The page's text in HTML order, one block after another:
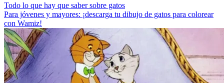
Todo lo que hay que saber sobre gatos
Para jóvenes y mayores: ¡descarga tu dibujo de gatos para colorear
con Wamiz!